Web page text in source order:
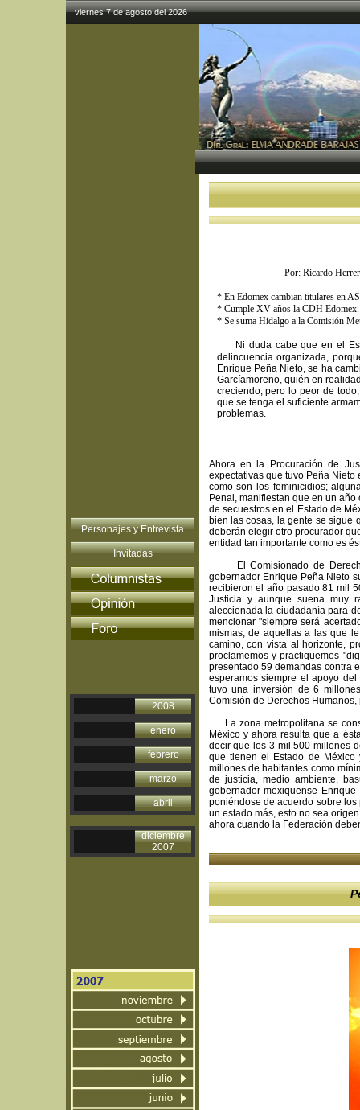
viernes 7 de agosto del 2026
Personajes y Entrevista
Invitadas
2008
enero
febrero
marzo
abril
diciembre
2007
Por: Ricardo Herrera
* En Edomex cambian titulares en
* Cumple XV años la CDH Edomex.
* Se suma Hidalgo a la Comisión
Ni duda cabe que en el
delincuencia organizada,
Enrique Peña Nieto, se ha
Garcíamoreno, quién en
creciendo; pero lo peor de
que se tenga el suficiente
problemas.
Ahora en la Procuración de
expectativas que tuvo Peña
como son los feminicidios;
Penal, manifiestan que en un
de secuestros en el Estado de
bien las cosas, la gente se sigue
deberán elegir otro procurador
entidad tan importante como es
El Comisionado de
gobernador Enrique Peña Nieto
recibieron el año pasado 81 mil
Justicia y aunque suena muy
aleccionada la ciudadanía para
mencionar "siempre será
mismas, de aquellas a las que
camino, con vista al horizonte,
proclamemos y practiquemos
presentado 59 demandas contra
esperamos siempre el apoyo
tuvo una inversión de 6
Comisión de Derechos
La zona metropolitana se
México y ahora resulta que a
decir que los 3 mil 500 millones
que tienen el Estado de
millones de habitantes como
de justicia, medio ambiente,
gobernador mexiquense
poniéndose de acuerdo sobre
un estado más, esto no sea
ahora cuando la Federación